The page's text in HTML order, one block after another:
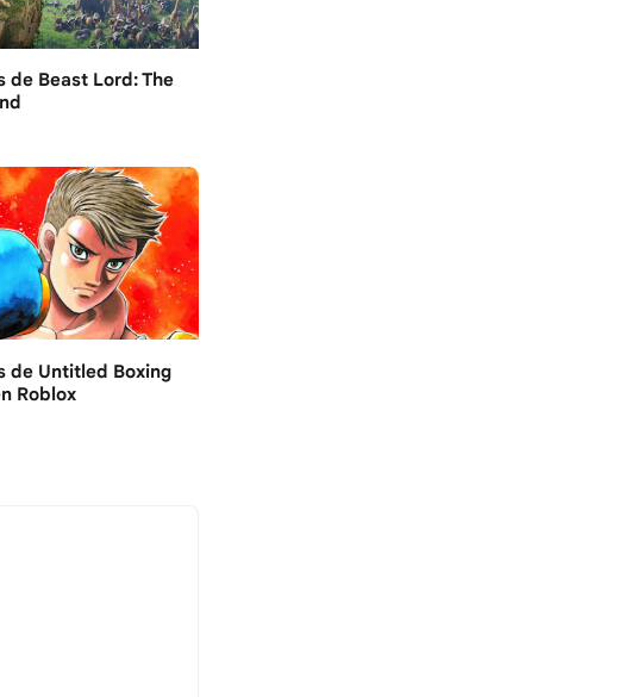
de Beast Lord: The
de Untitled Boxing
Roblox